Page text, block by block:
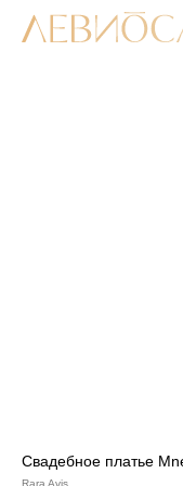
Свадебное платье
Rara Avis